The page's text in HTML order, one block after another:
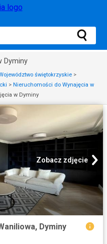
Dyminy
świętokrzyskie >
> Nieruchomości do Wynajęcia w
w Dyminy
Zobacz zdjęcie
Dyminy